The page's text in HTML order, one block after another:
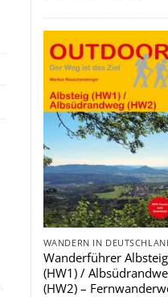
Zu
Wunschliste
hinzufügen
WANDERN IN
Wanderführer Albsteig
(HW1) /
(HW2) –